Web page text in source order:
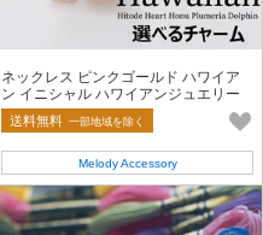
ネックレス ピンクゴールド ハワイア
ン イニシャル ハワイアンジュエリー
日本製 ジュエリー
送料無料 一部地域を除く
Melody Accessory